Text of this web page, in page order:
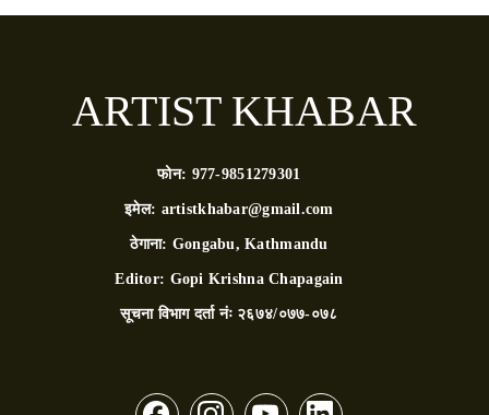
ARTIST KHABAR
फोन: 977-9851279301
इमेल: artistkhabar@gmail.com
ठेगाना: Gongabu, Kathmandu
Editor: Gopi Krishna Chapagain
सूचना विभाग दर्ता नंः २६७४/०७७-०७८